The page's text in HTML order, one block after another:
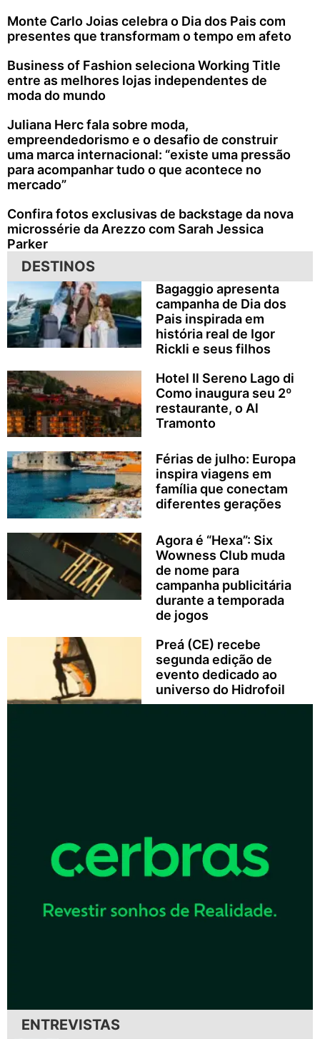
Monte Carlo Joias celebra o Dia dos Pais com
presentes que transformam o tempo em afeto
Business of Fashion seleciona Working Title
entre as melhores lojas independentes de
moda do mundo
Juliana Herc fala sobre moda,
empreendedorismo e o desafio de construir
uma marca internacional: “existe uma pressão
para acompanhar tudo o que acontece no
mercado”
Confira fotos exclusivas de backstage da nova
microssérie da Arezzo com Sarah Jessica
Parker
DESTINOS
Bagaggio apresenta
campanha de Dia dos
Pais inspirada em
história real de Igor
Rickli e seus filhos
Hotel Il Sereno Lago di
Como inaugura seu 2º
restaurante, o Al
Tramonto
Férias de julho: Europa
inspira viagens em
família que conectam
diferentes gerações
Agora é “Hexa”: Six
Wowness Club muda
de nome para
campanha publicitária
durante a temporada
de jogos
Preá (CE) recebe
segunda edição de
evento dedicado ao
universo do Hidrofoil
ENTREVISTAS